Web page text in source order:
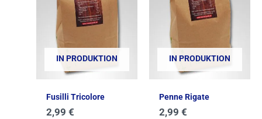
IN PRODUKTION
Fusilli Tricolore
2,99 €
IN PRODUKTION
Penne Rigate
2,99 €